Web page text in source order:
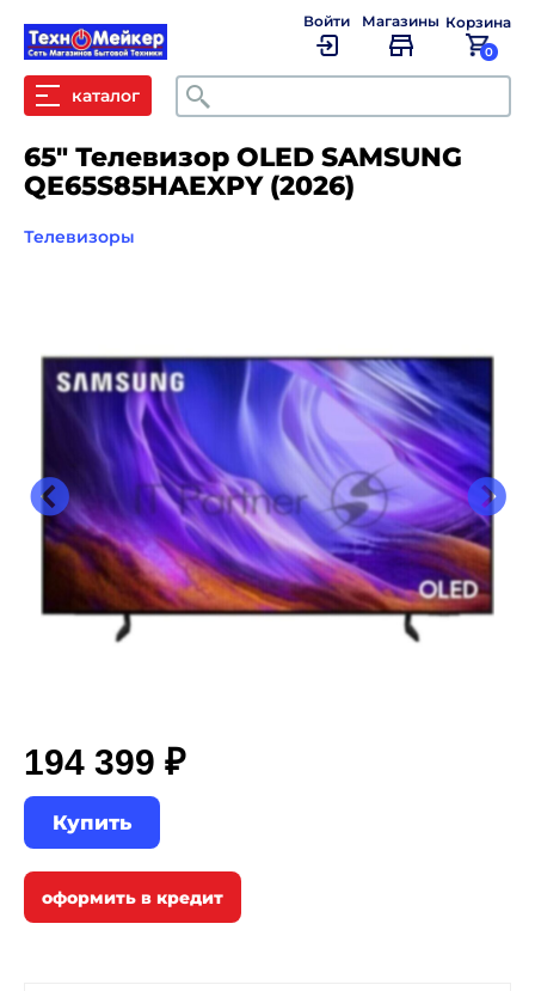
каталог Поиск
Войти Магазины Корзина
0
65" Телевизор OLED SAMSUNG
QE65S85HAEXPY (2026)
Телевизоры
194 399 ₽
Купить